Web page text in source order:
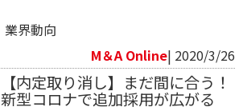
業界動向
M＆A Online| 2020/3/26
【内定取り消し】まだ間に合う！
新型コロナで追加採用が広がる